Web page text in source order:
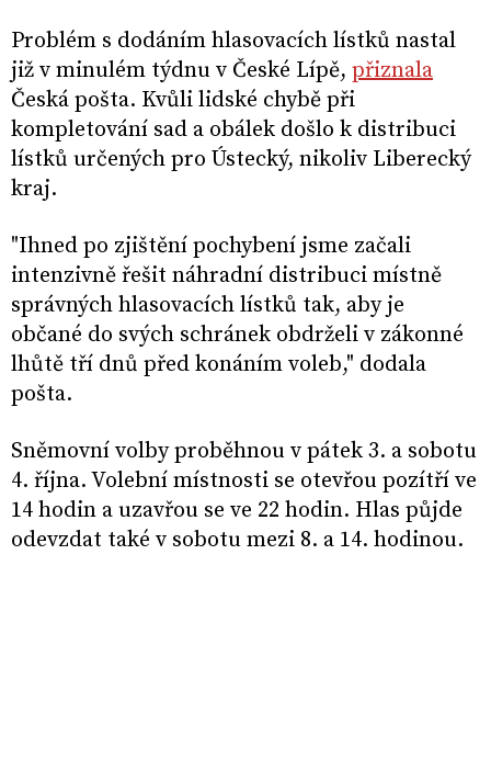
Problém s dodáním hlasovacích lístků nastal
již v minulém týdnu v České Lípě, přiznala
Česká pošta. Kvůli lidské chybě při
kompletování sad a obálek došlo k distribuci
lístků určených pro Ústecký, nikoliv Liberecký
kraj.
"Ihned po zjištění pochybení jsme začali
intenzivně řešit náhradní distribuci místně
správných hlasovacích lístků tak, aby je
občané do svých schránek obdrželi v zákonné
lhůtě tří dnů před konáním voleb," dodala
pošta.
Sněmovní volby proběhnou v pátek 3. a sobotu
4. října. Volební místnosti se otevřou pozítří ve
14 hodin a uzavřou se ve 22 hodin. Hlas půjde
odevzdat také v sobotu mezi 8. a 14. hodinou.